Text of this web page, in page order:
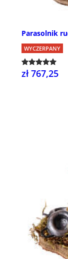
Parasolnik
WYCZERPANY
zł 767,25